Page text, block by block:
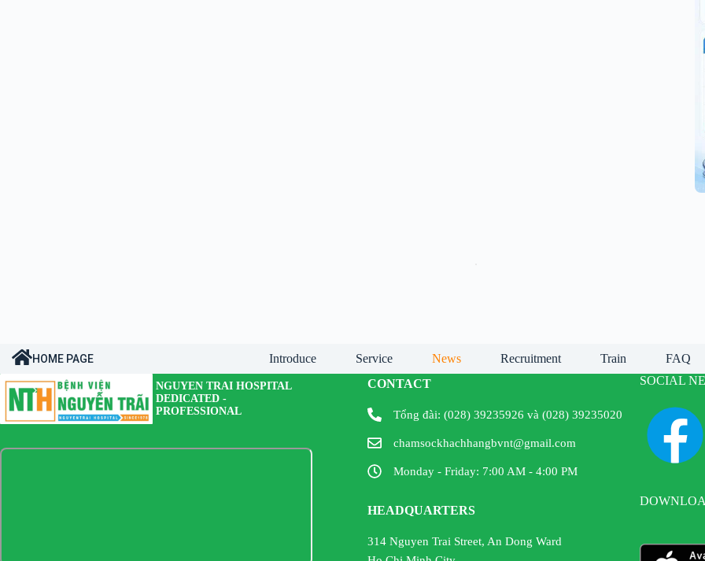
HOME PAGE Introduce Service News Recruitment Train FAQ
NGUYEN TRAI HOSPITAL
DEDICATED -
PROFESSIONAL
CONTACT
Tổng đài: (028) 39235926 và (028) 39235020
chamsockhachhangbvnt@gmail.com
Monday - Friday: 7:00 AM - 4:00 PM
HEADQUARTERS
314 Nguyen Trai Street, An Dong Ward
SOCIAL